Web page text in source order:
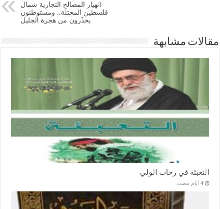
انهيار المصالح التجارية شمال
فلسطين المحتلة.. ومستوطنون
يحذّرون من هجرة الجليل
مقالات مشابهة
التعبئة في رحاب الولي
‏4 أيام مضت